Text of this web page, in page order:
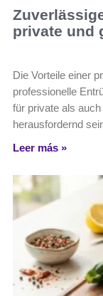
private und
Die Vorteile einer
professionelle
für private als
herausfordernd
Leer más »